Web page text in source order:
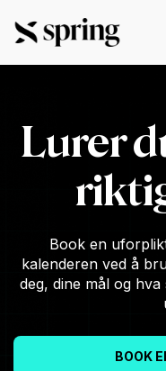
Lurer
Book en
kalenderen ved å
deg, dine mål og
BOOK